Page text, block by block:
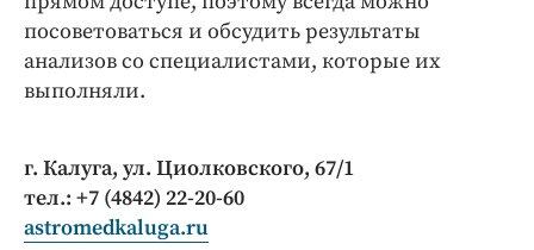
посоветоваться и обсудить результаты
анализов со специалистами, которые их
выполняли.
г. Калуга, ул. Циолковского, 67/1
тел.: +7 (4842) 22-20-60
astromedkaluga.ru